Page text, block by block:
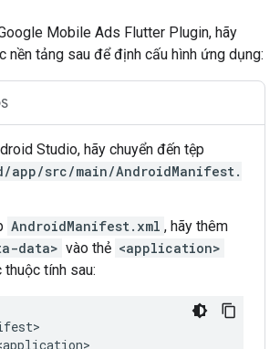
Mobile Ads Flutter Plugin, hãy
nền tảng sau để định cấu hình ứng dụng:
Studio, hãy chuyển đến tệp
app/src/main/AndroidManifest.
AndroidManifest.xml , hãy thêm
data> vào thẻ <application>
thuộc tính sau: